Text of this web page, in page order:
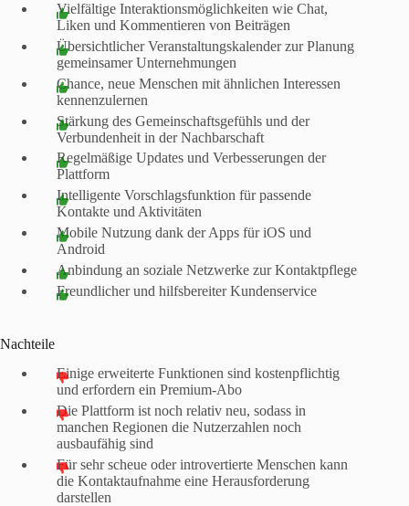
Vielfältige Interaktionsmöglichkeiten wie Chat,
Liken und Kommentieren von Beiträgen
Übersichtlicher Veranstaltungskalender zur Planung
gemeinsamer Unternehmungen
Chance, neue Menschen mit ähnlichen Interessen
kennenzulernen
Stärkung des Gemeinschaftsgefühls und der
Verbundenheit in der Nachbarschaft
Regelmäßige Updates und Verbesserungen der
Plattform
Intelligente Vorschlagsfunktion für passende
Kontakte und Aktivitäten
Mobile Nutzung dank der Apps für iOS und
Android
Anbindung an soziale Netzwerke zur Kontaktpflege
Freundlicher und hilfsbereiter Kundenservice
Nachteile
Einige erweiterte Funktionen sind kostenpflichtig
und erfordern ein Premium-Abo
Die Plattform ist noch relativ neu, sodass in
manchen Regionen die Nutzerzahlen noch
ausbaufähig sind
Für sehr scheue oder introvertierte Menschen kann
die Kontaktaufnahme eine Herausforderung
darstellen